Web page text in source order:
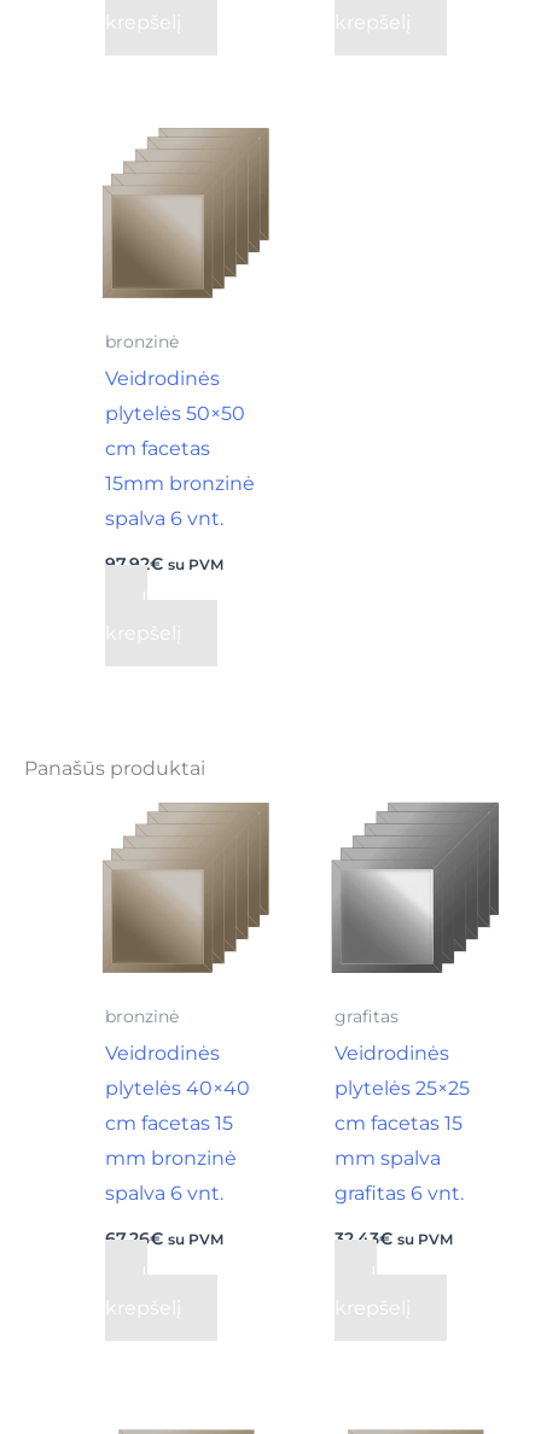
krepšelį krepšelį
bronzinė
Veidrodinės
plytelės 50×50
cm facetas
15mm bronzinė
spalva 6 vnt.
97,92€ su PVM
Į
krepšelį
Panašūs produktai
bronzinė
Veidrodinės
plytelės 40×40
cm facetas 15
mm bronzinė
spalva 6 vnt.
67,26€ su PVM
Į
krepšelį
grafitas
Veidrodinės
plytelės 25×25
cm facetas 15
mm spalva
grafitas 6 vnt.
32,43€ su PVM
Į
krepšelį